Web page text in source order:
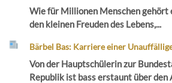
Wie für Millionen Menschen gehört
den kleinen Freuden des Lebens,...
Bärbel Bas: Karriere einer
Von der Hauptschülerin zur
Republik ist bass erstaunt über den